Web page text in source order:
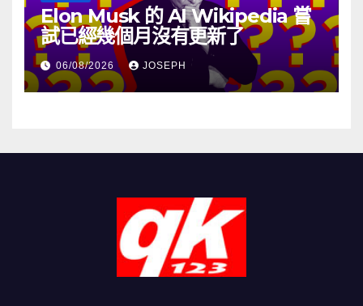
Elon Musk 的 AI Wikipedia 嘗
試已經幾個月沒有更新了
06/08/2026 JOSEPH